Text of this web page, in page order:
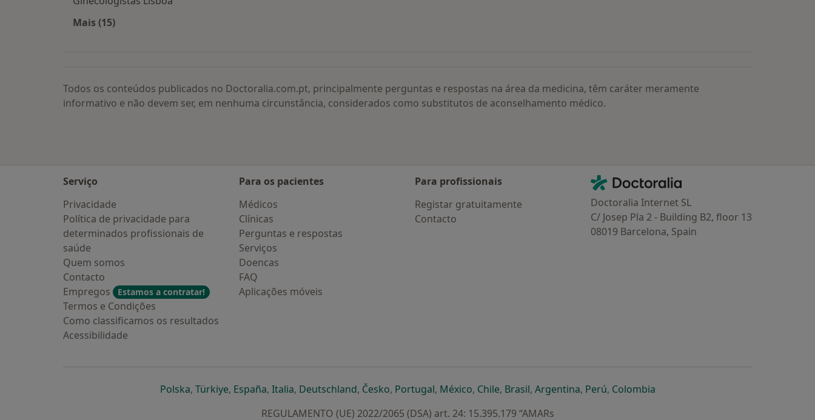
Mais (15)
Todos os conteúdos publicados no Doctoralia.com.pt, principalmente perguntas e respostas na área da medicina, têm caráter meramente
informativo e não devem ser, em nenhuma circunstância, considerados como substitutos de aconselhamento médico.
Serviço
Privacidade
Política de privacidade para
determinados profissionais de
saúde
Quem somos
Contacto
Empregos
Estamos a contratar!
Termos e Condições
Como classificamos os resultados
Acessibilidade
Para os pacientes
Médicos
Clínicas
Perguntas e respostas
Serviços
Doencas
FAQ
Aplicações móveis
Para profissionais
Registar gratuitamente
Contacto
Contacto
Doctoralia - Homepage
Doctoralia Internet SL
C/ Josep Pla 2 - Building B2, floor 13
08019 Barcelona, Spain
Polskaabre num novo separador
, Türkiyeabre num novo separador
, Españaabre num novo separador
, Italiaabre num novo separador
, Deutschlandabre num novo separador
, Českoabre num novo separador
, Portugalabre num novo separador
, Méxicoabre num novo separador
, Chileabre num novo separador
, Brasilabre num novo separador
, Argentinaabre num novo separador
, Perúabre num novo separador
, Colombiaabre num novo separador
REGULAMENTO (UE) 2022/2065 (DSA) art. 24: 15.395.179 “AMARs